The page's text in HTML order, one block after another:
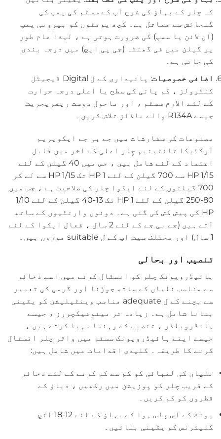
کہ چلر کے بہاؤ کی شرح آپ کے سسٹم کی پمپ کی
گنجائش سے مماثل ہے۔ کچھ یونٹوں کو بیرونی پمپ
(ان لائن یا سمپ) کی ضرورت ہوتی ہے ، لہذا عام طور
پر گیلن میں فی گھنٹہ (جی پی ایچ) میں درجہ بندی
کی جاتی ہے۔
اضافی خصوصیات
: پائیداری کے ل Digital ڈیجیٹل
کنٹرولز ، کم پانی کی سطح یا اعلی درجہ حرارت
کے لئے الارم سسٹم ، اور ماحول دوست ریفریجریٹ
جیسے R134A والے ماڈلز تلاش کریں۔
مصنوعات کی سفارشات میں جے بی جے ایکویریم
آرکٹیکا ٹائٹینیم چِلر اعلی کے آخر میں قابل
اعتماد کے لئے شامل ہیں ، جس میں 40 گیلن کے لئے
1/15 HP سے 700 گیلن کے لئے 1 HP تک 1/15 HP سے لے کر
700 گیلنوں کے لئے ایکوا چلر کی صلاحیت ہے ، جس میں
80-250 گیلن کے لئے 1 HP تک 13-40 گیلن کے لئے 1/10
HP کی پیش کش کی گئی ہے۔ دونوں وارنٹیوں کے ساتھ
آتے ہیں (جے بی جے کے لئے 2 سال ، فعال ایکوا کے لئے
1 سال) اور مختلف سیٹ اپ کے ل suitable موزوں ہیں۔
تنصیب اور بحالی
ہائیڈروپونک چلر کو انسٹال کرنے میں اسے ذخائر
سے مناسب نلیاں کے ساتھ جوڑنا اور گرمی کی تعمیر
سے بچنے کے ل adequate مناسب وینٹیلیشن کو یقینی
بنانا شامل ہے۔ زیادہ تر مینوفیکچررز ، جیسے
ہائڈروبلڈر ، تنصیب کے رہنما مہیا کرتے ہیں ،
جیسے اپنے ہائیڈروپونک سسٹم میں واٹر چلر انسٹال
کرنے کا طریقہ۔ کلیدی اقدامات میں شامل ہیں:
نلیاں کی لمبائی کو کم سے کم کرنے کے لئے ذخائر
کے قریب چلر کو پوزیشن میں رکھیں ، دباؤ کے
قطروں کو کم کریں۔
یونٹ کے آس پاس ہوا کے بہاؤ کے لئے 12-18 انچ
کلیئرنس کو یقینی بنائیں۔